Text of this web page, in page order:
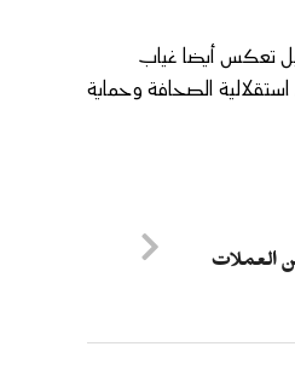
بل تعكس أيضا غياب
الصحافة وحماية
درهم من العملات